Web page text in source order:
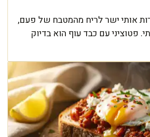
אותי ישר לריח מהמטבח של פעם,
פטוציני עם כבד עוף הוא בדיוק